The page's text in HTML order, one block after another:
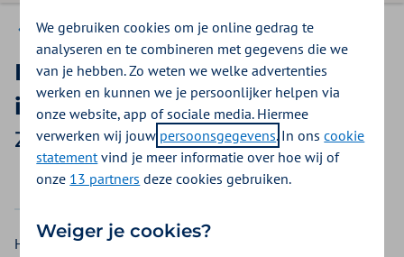
Basis Exclusief
Injectiespuiten en
injectiepennen
Zilveren Kruis vergoeding 2026
2025 2026
Heeft u een ziekte of klacht waarbij u zichzelf injecties moet
We gebruiken cookies om je online gedrag te
analyseren en te combineren met gegevens die we
van je hebben. Zo weten we welke advertenties
werken en kunnen we je persoonlijker helpen via
onze website, app of sociale media. Hiermee
verwerken wij jouw persoonsgegevens. In onscookie
statementvind je meer informatie over hoe wij of
onze 13 partners deze cookies gebruiken.
Weiger je cookies?